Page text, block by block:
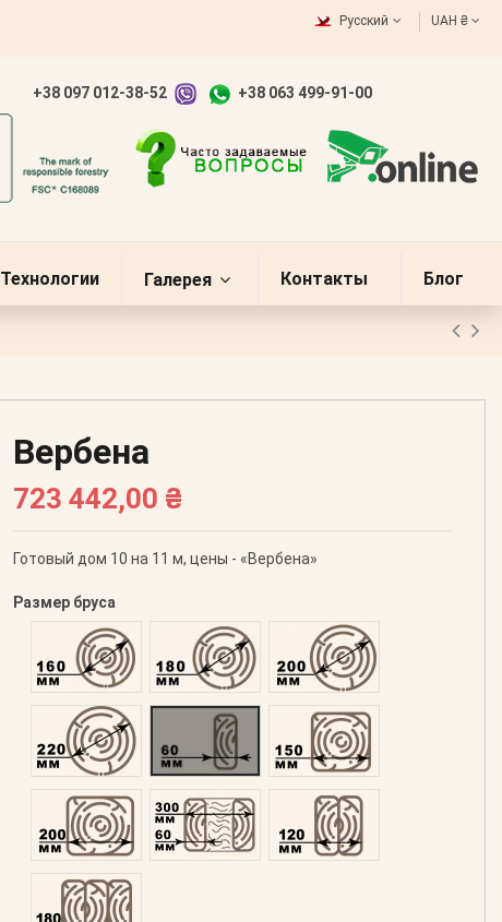
Русский UAH ₴
+38 097 012-38-52 +38 063 499-91-00
Технологии Галерея Контакты Блог
Вербена
723 442,00 ₴
Готовый дом 10 на 11 м, цены - «Вербена»
Размер бруса
Оцилиндрованний 160Оцилиндрованний 180Оцилиндрованний 200
Оцилиндрованний 220Профилированний 60Профилированний 150
Профилированний 200
Двойной 300 Клееный 120
Клееный 180